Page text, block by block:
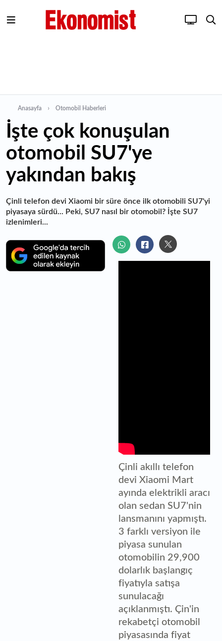
Anasayfa Otomobil Haberleri
İşte çok konuşulan
otomobil SU7'ye
yakından bakış
Çinli telefon devi Xiaomi bir süre önce ilk otomobili SU7'yi
piyasaya sürdü... Peki, SU7 nasıl bir otomobil? İşte SU7
izlenimleri...
Çinli akıllı telefon
devi Xiaomi Mart
ayında elektrikli aracı
olan sedan SU7'nin
lansmanını yapmıştı.
3 farklı versiyon ile
piyasa sunulan
otomobilin 29,900
dolarlık başlangıç
fiyatıyla satışa
sunulacağı
açıklanmıştı. Çin'in
rekabetçi otomobil
piyasasında fiyat